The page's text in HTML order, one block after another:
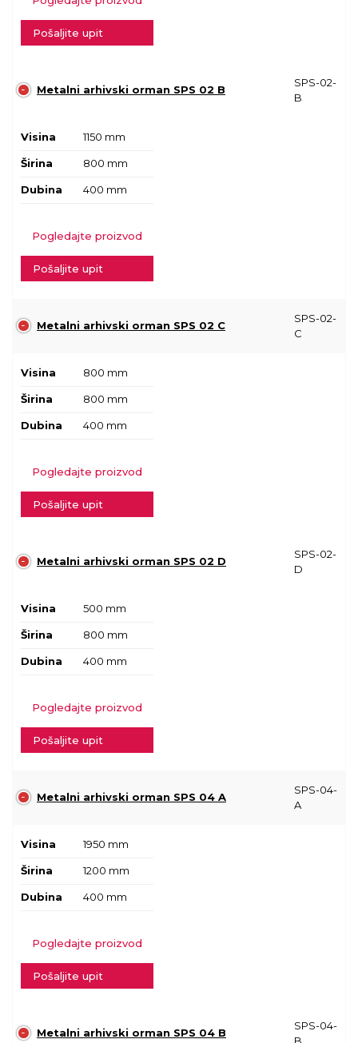
Pošaljite upit
Metalni arhivski orman SPS 02 B
SPS-02-
B
Visina 1150 mm
Širina 800 mm
Dubina 400 mm
Pogledajte proizvod
Pošaljite upit
Metalni arhivski orman SPS 02 C
SPS-02-
C
Visina 800 mm
Širina 800 mm
Dubina 400 mm
Pogledajte proizvod
Pošaljite upit
Metalni arhivski orman SPS 02 D
SPS-02-
D
Visina 500 mm
Širina 800 mm
Dubina 400 mm
Pogledajte proizvod
Pošaljite upit
Metalni arhivski orman SPS 04 A
SPS-04-
A
Visina 1950 mm
Širina 1200 mm
Dubina 400 mm
Pogledajte proizvod
Pošaljite upit
Metalni arhivski orman SPS 04 B
SPS-04-